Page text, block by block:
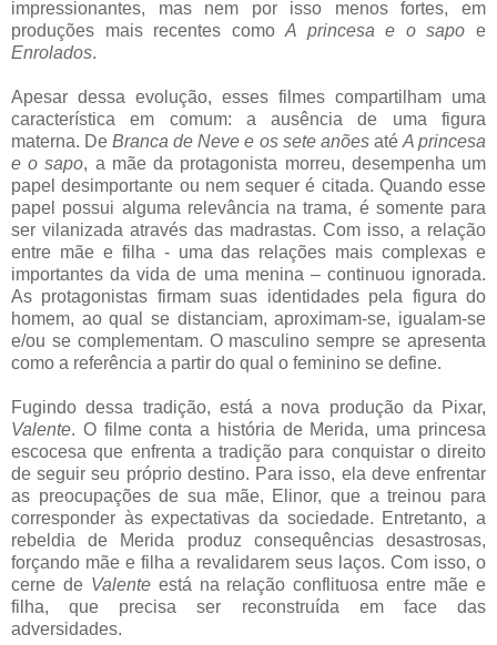
impressionantes, mas nem por isso menos fortes, em
produções mais recentes comoA princesa e o sapo e
Enrolados.
Apesar dessa evolução, esses filmes compartilham uma
característica em comum: a ausência de uma figura
materna. De Branca de Neve e os sete anõesaté A princesa
e o sapo, a mãe da protagonista morreu, desempenha um
papel desimportante ou nem sequer é citada. Quando esse
papel possui alguma relevância na trama, é somente para
ser vilanizada através das madrastas. Com isso, a relação
entre mãe e filha - uma das relações mais complexas e
importantes da vida de uma menina – continuou ignorada.
As protagonistas firmam suas identidades pela figura do
homem, ao qual se distanciam, aproximam-se, igualam-se
e/ou se complementam. O masculino sempre se apresenta
como a referência a partir do qual o feminino se define.
Fugindo dessa tradição, está a nova produção da Pixar,
Valente. O filme conta a história de Merida, uma princesa
escocesa que enfrenta a tradição para conquistar o direito
de seguir seu próprio destino. Para isso, ela deve enfrentar
as preocupações de sua mãe, Elinor, que a treinou para
corresponder às expectativas da sociedade. Entretanto, a
rebeldia de Merida produz consequências desastrosas,
forçando mãe e filha a revalidarem seus laços. Com isso, o
cerne de Valenteestá na relação conflituosa entre mãe e
filha, que precisa ser reconstruída em face das
adversidades.